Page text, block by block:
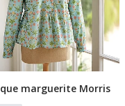
Sélectionner Tailles
marguerite Morris